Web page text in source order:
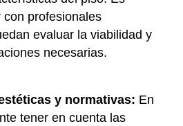
profesionales
evaluar la viabilidad y
necesarias.
y normativas: En
tener en cuenta las